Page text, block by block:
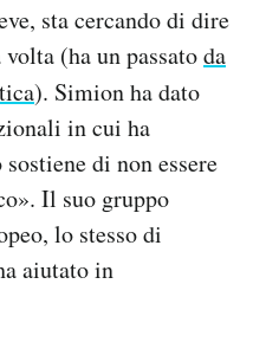
sta cercando di dire
(ha un passatoda
). Simion ha dato
in cui ha
di non essere
Il suo gruppo
lo stesso di
aiutato in